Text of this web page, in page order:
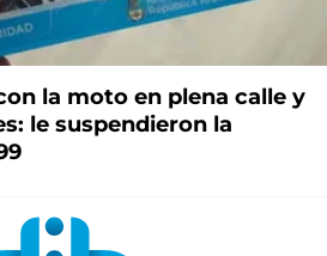
la moto en plena calle y
le suspendieron la